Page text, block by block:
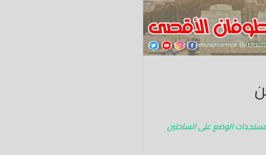
الوضع على الساحتين